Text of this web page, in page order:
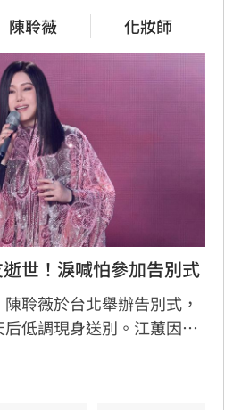
陳聆薇 化妝師
世！淚喊怕參加告別式
陳聆薇於台北舉辦告別式，
低調現身送別。江蕙因人
經紀人代為致意。江蕙經